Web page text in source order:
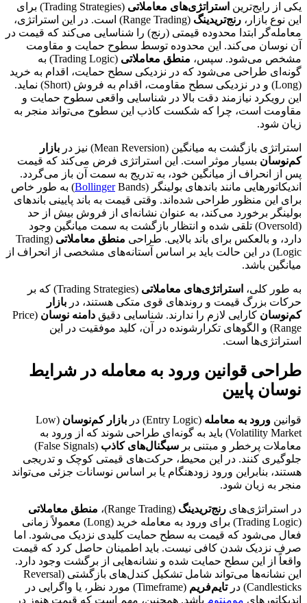
یکی از رایج‌ترین استراتژی‌های معاملاتی
(Trading Strategies) برای
این نوع بازار، رنج‌تریدینگ
(Range Trading) است. در این استراتژی،
معامله‌گر ابتدا محدوده قیمتی (رنج) را شناسایی می‌کند که قیمت در
آن نوسان می‌کند. این محدوده توسط سطوح حمایت و مقاومت
مشخص می‌شود. سپس، منطق معاملاتی
(Trading Logic) به
گونه‌ای طراحی می‌شود که در نزدیکی سطح حمایت، اقدام به خرید
(Long) و در نزدیکی سطح مقاومت، اقدام به فروش (Short) نماید.
این رویکرد نیازمند دقت بالا در شناسایی واقعی سطوح حمایت و
مقاومت است، چرا که شکست کاذب این سطوح می‌تواند منجر به
زیان شود.
استراتژی بازگشت به میانگین (Mean Reversion) نیز در
بازار
کم‌نوسان بسیار موثر است. این استراتژی فرض می‌کند که قیمت
پس از انحراف از میانگین خود، به تدریج به سمت آن باز می‌گردد.
اندیکاتورهایی مانند باندهای بولینگر (
BollingerBands) به طور خاص
برای این منظور طراحی شده‌اند. وقتی قیمت به باند پایینی باندهای
بولینگر برخورد می‌کند، به عنوان نشانه‌ای از فروش بیش از حد
(Oversold) تلقی شده و انتظار بازگشت به سمت میانگین وجود
دارد، و بالعکس برای باند بالایی. طراحی منطق معاملاتی (Trading
Logic) در این حالت باید بر اساس آستانه‌های مشخصی از انحراف از
میانگین باشد.
به طور کلی، استراتژی‌های معاملاتی
(Trading Strategies) که بر
حرکات بزرگ قیمت و روند‌های قوی متکی هستند، در بازار
کم‌نوسان کارایی لازم را ندارند. شناسایی دقیق دامنه نوسان (Price
Range) و الگوهای تکرارشونده در آن، کلید موفقیت در این
استراتژی‌ها است.
طراحی قوانین ورود به معامله در شرایط
نوسان پایین
قوانین ورود به معامله (Entry Logic) در بازار کم‌نوسان (Low
Volatility Market) باید به گونه‌ای طراحی شوند که از ورود به
معاملات پرخطر و مبتنی بر سیگنال‌های کاذب
(False Signals)
جلوگیری کنند. در این محیط، حرکت‌های قیمتی کوچک و تدریجی
هستند، بنابراین ورود زودهنگام یا بر اساس نوسانات جزئی می‌تواند
منجر به زیان شود.
در استراتژی‌های رنج‌تریدینگ (Range Trading)،
منطق معاملاتی
(Trading Logic) برای ورود به معامله خرید (Long) معمولاً زمانی
فعال می‌شود که قیمت به سطح حمایت کلیدی نزدیک می‌شود. اما
صرف نزدیک شدن کافی نیست. باید اطمینان حاصل کرد که قیمت
واقعاً از این سطح حمایت شده و نشانه‌هایی از برگشت وجود دارد.
این نشانه‌ها می‌تواند شامل تشکیل کندل‌های بازگشتی (Reversal
Candlesticks) در
تایم‌فریم
(Timeframe) مورد نظر، یا واگرایی در
اندیکاتورهای مومنتوم باشد. همچنین، مهم است که قیمت هنوز در